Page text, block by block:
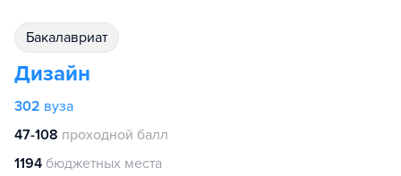
бакалавриат
Дизайн
302 вуза
47-108 проходной балл
1194 бюджетных места